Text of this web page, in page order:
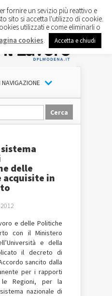
NAVIGAZIONE
delle
acquisite in
e delle Politiche
con il Ministero
e della
il decreto di
sancito dalla
per i rapporti
Regioni, per la
nazionale di
fornire un sevizio più reattivo e
sito si accetta l'utilizzo di cookie.
utilizzati e come eliminarli o
cookies Accetta e chiudi